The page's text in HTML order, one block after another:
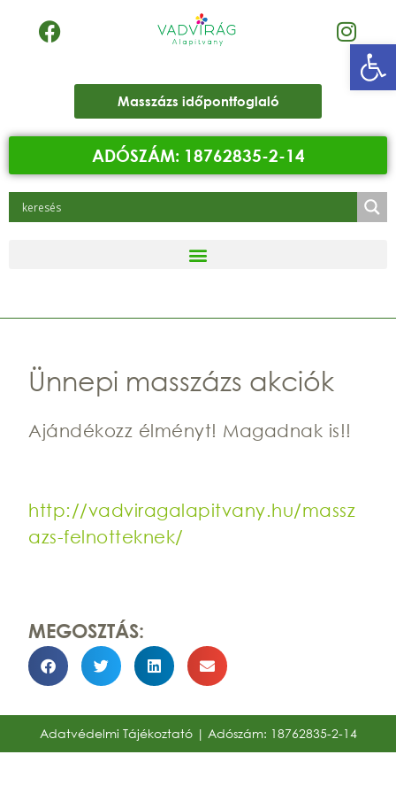
Masszázs időpontfoglaló
ADÓSZÁM: 18762835-2-14
Ünnepi masszázs akciók
Ajándékozz élményt! Magadnak is!!
http://vadviragalapitvany.hu/massz
azs-felnotteknek/
MEGOSZTÁS:
Adatvédelmi Tájékoztató| Adószám: 18762835-2-14